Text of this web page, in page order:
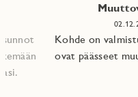
Kohde on
ovat päässeet